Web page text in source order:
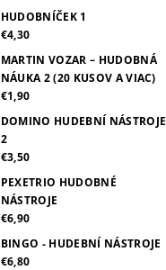
HUDOBNÍČEK 1
€4,30
MARTIN VOZAR – HUDOBNÁ
NÁUKA 2 (20 KUSOV A VIAC)
€1,90
DOMINO HUDEBNÍ NÁSTROJE
2
€3,50
PEXETRIO HUDOBNÉ
NÁSTROJE
€6,90
BINGO - HUDEBNÍ NÁSTROJE
€6,80